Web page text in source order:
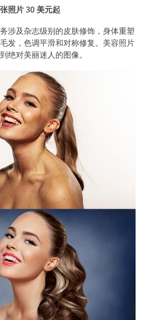
照片 30 美元起
涉及杂志级别的皮肤修饰，身体重塑
发，色调平滑和对称修复。美容照片
绝对美丽迷人的图像。